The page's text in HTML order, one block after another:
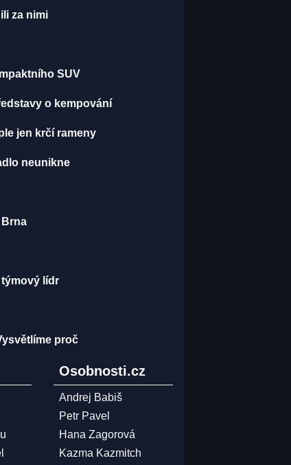
za nimi
SUV
o kempování
jen krčí rameny
neunikne
týmový lídr
proč
Osobnosti.cz
Andrej Babiš
Petr Pavel
Hana Zagorová
Kazma Kazmitch